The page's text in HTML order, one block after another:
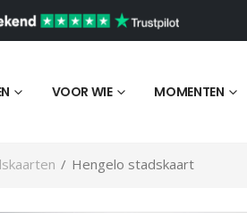
VOOR WIE MOMENTEN
/ Hengelo stadskaart